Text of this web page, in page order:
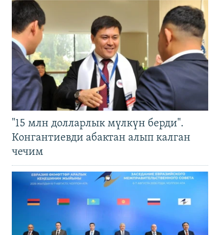
"15 млн долларлык мүлкүн берди".
Конгантиевди абактан алып калган
чечим